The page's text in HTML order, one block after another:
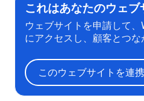
これはあなたのウェブ
ウェブサイトを申請して
にアクセスし、顧客とつな
このウェブサイトを連